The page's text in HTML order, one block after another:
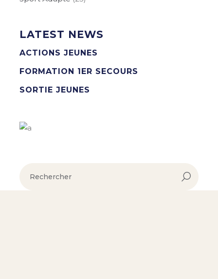
LATEST NEWS
ACTIONS JEUNES
FORMATION 1ER SECOURS
SORTIE JEUNES